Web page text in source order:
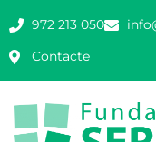
972 213 050
Contacte